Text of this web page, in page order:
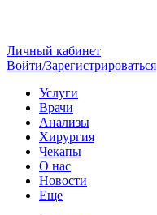
Личный кабинет
Войти/Зарегистрироваться
Услуги
Врачи
Анализы
Хирургия
Чекапы
О нас
Новости
Еще